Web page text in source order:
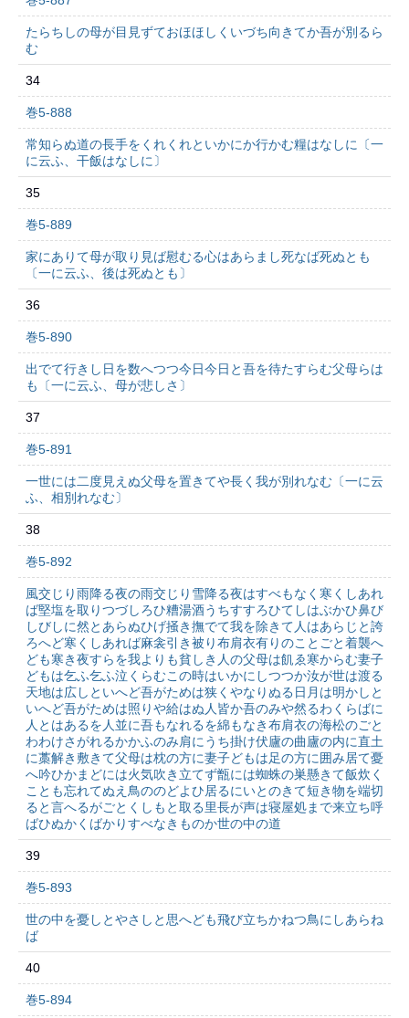
たらちしの母が目見ずておほほしくいづち向きてか吾が別るら
む
34
巻5-888
常知らぬ道の長手をくれくれといかにか行かむ糧はなしに〔一
に云ふ、干飯はなしに〕
35
巻5-889
家にありて母が取り見ば慰むる心はあらまし死なば死ぬとも
〔一に云ふ、後は死ぬとも〕
36
巻5-890
出でて行きし日を数へつつ今日今日と吾を待たすらむ父母らは
も〔一に云ふ、母が悲しさ〕
37
巻5-891
一世には二度見えぬ父母を置きてや長く我が別れなむ〔一に云
ふ、相別れなむ〕
38
巻5-892
風交じり雨降る夜の雨交じり雪降る夜はすべもなく寒くしあれ
ば堅塩を取りつづしろひ糟湯酒うちすすろひてしはぶかひ鼻び
しびしに然とあらぬひげ掻き撫でて我を除きて人はあらじと誇
ろへど寒くしあれば麻衾引き被り布肩衣有りのことごと着襲へ
ども寒き夜すらを我よりも貧しき人の父母は飢ゑ寒からむ妻子
どもは乞ふ乞ふ泣くらむこの時はいかにしつつか汝が世は渡る
天地は広しといへど吾がためは狭くやなりぬる日月は明かしと
いへど吾がためは照りや給はぬ人皆か吾のみや然るわくらばに
人とはあるを人並に吾もなれるを綿もなき布肩衣の海松のごと
わわけさがれるかかふのみ肩にうち掛け伏廬の曲廬の内に直土
に藁解き敷きて父母は枕の方に妻子どもは足の方に囲み居て憂
へ吟ひかまどには火気吹き立てず甑には蜘蛛の巣懸きて飯炊く
ことも忘れてぬえ鳥ののどよひ居るにいとのきて短き物を端切
ると言へるがごとくしもと取る里長が声は寝屋処まで来立ち呼
ばひぬかくばかりすべなきものか世の中の道
39
巻5-893
世の中を憂しとやさしと思へども飛び立ちかねつ鳥にしあらね
ば
40
巻5-894